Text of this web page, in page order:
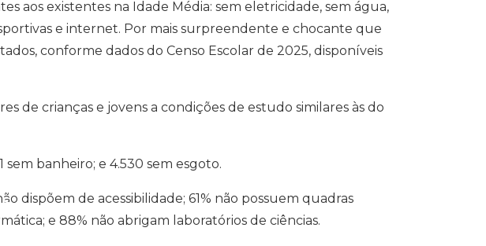
aos existentes na Idade Média: sem eletricidade, sem água,
e internet. Por mais surpreendente e chocante que
conforme dados do Censo Escolar de 2025, disponíveis
de crianças e jovens a condições de estudo similares às do
sem banheiro; e 4.530 sem esgoto.
dispõem de acessibilidade; 61% não possuem quadras
e 88% não abrigam laboratórios de ciências.